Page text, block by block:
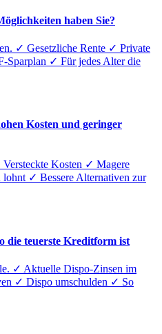
haben Sie?
✓ Gesetzliche Rente ✓ Private
Sparplan ✓ Für jedes Alter die
Kosten und geringer
Kosten ✓ Magere
✓ Bessere Alternativen zur
die teuerste Kreditform ist
✓ Aktuelle Dispo-Zinsen im
✓ Dispo umschulden ✓ So